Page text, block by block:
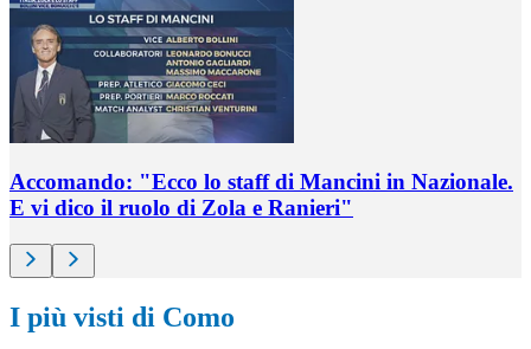
Accomando: "Ecco lo staff di Mancini in Nazionale.
E vi dico il ruolo di Zola e Ranieri"
I più visti di Como